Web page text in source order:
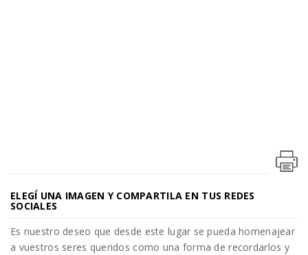
ELEGÍ UNA IMAGEN Y COMPARTILA EN TUS REDES
SOCIALES
Es nuestro deseo que desde este lugar se pueda homenajear
a vuestros seres queridos como una forma de recordarlos y